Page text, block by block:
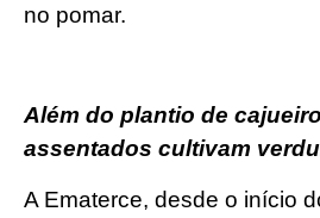
no pomar.
Além do plantio de
assentados cultivam
A Ematerce, desde o início